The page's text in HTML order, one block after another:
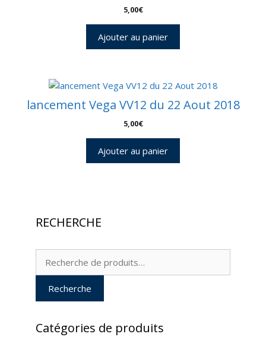
5,00€
Ajouter au panier
lancement Vega VV12 du 22 Aout 2018
5,00€
Ajouter au panier
RECHERCHE
Recherche
Recherche
Catégories de produits